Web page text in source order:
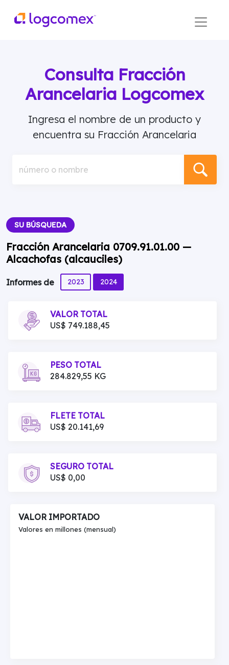
Consulta Fracción
Arancelaria Logcomex
Ingresa el nombre de un producto y
encuentra su Fracción Arancelaria
número o nombre
SU BÚSQUEDA
Fracción Arancelaria 0709.91.01.00 —
Alcachofas (alcauciles)
Informes de 2023 2024
VALOR TOTAL
US$ 749.188,45
PESO TOTAL
284.829,55 KG
FLETE TOTAL
US$ 20.141,69
SEGURO TOTAL
US$ 0,00
VALOR IMPORTADO
Valores en millones (mensual)